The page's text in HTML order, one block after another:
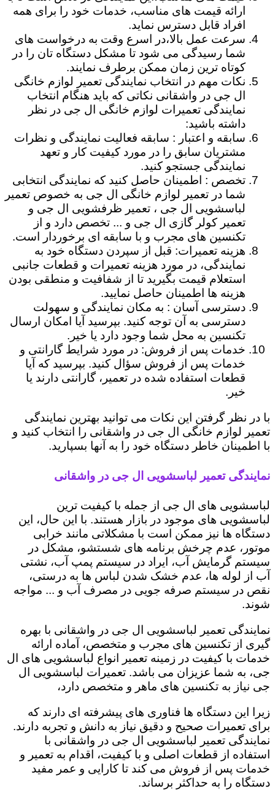
ارائه قیمت های مناسب، خدمات خود را برای همه
افراد قابل دسترس نماید.
سرعت عمل بالا،در اسرع وقت به درخواست های
شما رسیدگی می شود تا مشکل دستگاه تان را در
کوتاه ترین زمان ممکن برطرف نمایند.
نکات مهم در انتخاب نمایندگی تعمیر لوازم خانگی
ال جی در واشقانی نکاتی که باید هنگام انتخاب
نمایندگی تعمیرات لوازم خانگی ال جی در نظر
داشته باشید:
سابقه و اعتبار : سابقه فعالیت نمایندگی و نظرات
مشتریان سابق را در مورد کیفیت کار و تعهد
نمایندگی جستجو کنید.
تخصص : اطمینان حاصل کنید که نمایندگی انتخابی
شما در تعمیر لوازم خانگی ال جی به خصوص تعمیر
لباسشویی ال جی ، تعمیر ظرفشویی ال جی و
تعمیر کولر گازی ال جی و ... تخصص دارد و از
تکنسین های مجرب و با سابقه ای برخوردار است.
هزینه تعمیرات: قبل از سپردن دستگاه خود به
نمایندگی، در مورد هزینه تعمیرات و قطعات جانبی
استعلام قیمت بگیرید تا از شفافیت و منطقی بودن
هزینه ها اطمینان حاصل نمایید.
دسترسی آسان : به مکان نمایندگی و سهولت
دسترسی به آن توجه کنید. بپرسید آیا امکان ارسال
تکنسین به محل شما وجود دارد یا خیر.
خدمات پس از فروش: در مورد شرایط گارانتی و
خدمات پس از فروش سؤال کنید. بپرسید که آیا
قطعات استفاده شده در تعمیر، گارانتی دارند یا
خیر.
با در نظر گرفتن این نکات می توانید بهترین نمایندگی
تعمیر لوازم خانگی ال جی در واشقانی را انتخاب کنید و
با اطمینان خاطر دستگاه خود را به آنها بسپارید.
نمایندگی تعمیر لباسشویی ال جی در واشقانی
لباسشویی های ال جی از جمله با کیفیت ترین
لباسشویی های موجود در بازار هستند. با این حال، این
دستگاه ها نیز ممکن است با مشکلاتی مانند خرابی
موتور، عدم چرخش برنامه های شستشو، مشکل در
سیستم گرمایش آب، ایراد در سیستم پمپ آب، نشتی
آب از لوله ها، عدم خشک شدن لباس ها به درستی،
نقص در سیستم صرفه جویی در مصرف آب و ... مواجه
شوند.
نمایندگی تعمیر لباسشویی ال جی در واشقانی با بهره
گیری از تکنسین های مجرب و متخصص، آماده ارائه
خدمات با کیفیت در زمینه تعمیر انواع لباسشویی های ال
جی، به شما عزیزان می باشد. تعمیرات لباسشویی ال
جی نیاز به تکنسین های ماهر و متخصص دارد،
زیرا این دستگاه ها فناوری های پیشرفته ای دارند که
برای تعمیرات صحیح و دقیق نیاز به دانش و تجربه دارند.
نمایندگی تعمیر لباسشویی ال جی در واشقانی با
استفاده از قطعات اصلی و با کیفیت، اقدام به تعمیر و
خدمات پس از فروش می کند تا کارایی و عمر مفید
دستگاه را به حداکثر برساند.